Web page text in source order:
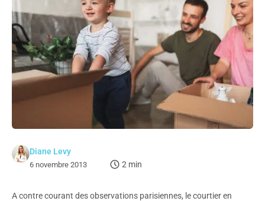
Diane Levy
6 novembre 2013 2 min
A contre courant des observations parisiennes, le courtier en